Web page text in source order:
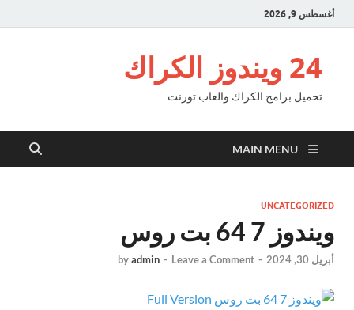
أغسطس 9, 2026
24 ويندوز الكراك
تحميل برامج الكراك والعاب تورنت
MAIN MENU
UNCATEGORIZED
ويندوز 7 64 بت روس
أبريل 30, 2024 -
byadmin - Leave a Comment